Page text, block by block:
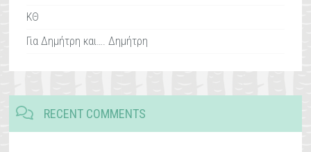
ΚΘ
Για Δημήτρη και…. Δημήτρη
RECENT COMMENTS